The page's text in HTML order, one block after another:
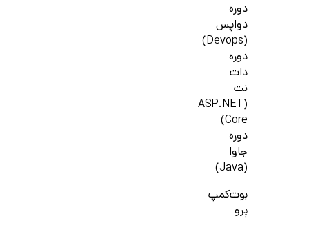
دوره
دواپس
(Devops)
دوره
دات
نت
(ASP.NET
Core)
دوره
جاوا
(Java)
بوت‌کمپ
پرو